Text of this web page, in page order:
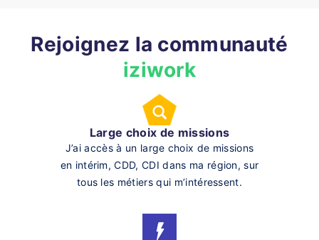
Rejoignez la communauté
iziwork
Large choix de missions
J’ai accès à un large choix de missions
en intérim, CDD, CDI dans ma région, sur
tous les métiers qui m’intéressent.